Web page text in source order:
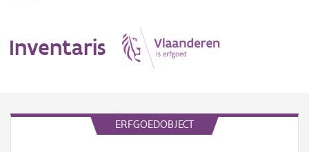
Inventaris
ERFGOEDOBJECT